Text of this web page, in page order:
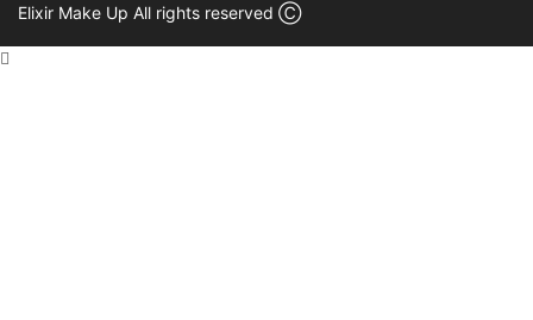
Elixir Make Up All rights reserved Ⓒ